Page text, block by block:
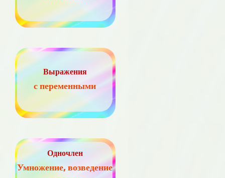
Выражения
с переменными
Одночлен
Умножение, возведение